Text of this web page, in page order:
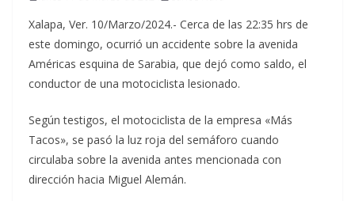
Xalapa, Ver. 10/Marzo/2024.- Cerca de las 22:35 hrs de
este domingo, ocurrió un accidente sobre la avenida
Américas esquina de Sarabia, que dejó como saldo, el
conductor de una motociclista lesionado.
Según testigos, el motociclista de la empresa «Más
Tacos», se pasó la luz roja del semáforo cuando
circulaba sobre la avenida antes mencionada con
dirección hacia Miguel Alemán.